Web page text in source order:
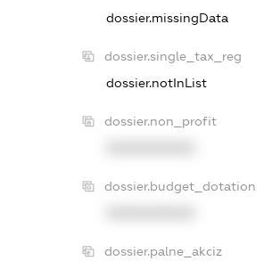
dossier.missingData
dossier.single_tax_reg
dossier.notInList
dossier.non_profit
dossier.budget_dotation
dossier.palne_akciz